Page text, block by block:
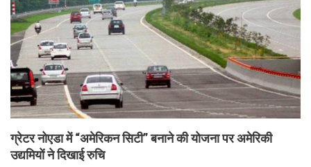
ग्रेटर नोएडा में “अमेरिकन सिटी” बनाने की योजना पर अमेरिकी
उद्यमियों ने दिखाई रुचि